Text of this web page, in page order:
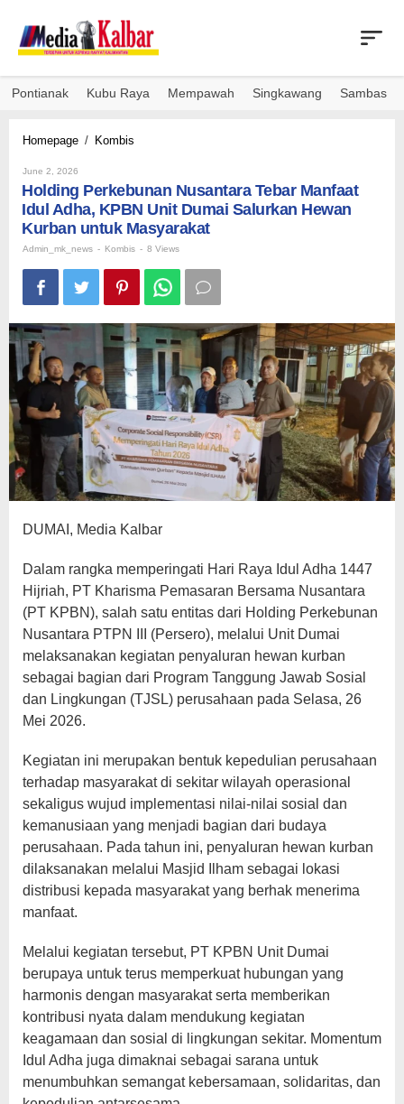
content
Pontianak Kubu Raya Mempawah Singkawang Sambas
Homepage / Kombis
Tebar
Manfaat
Idul
Adha,
KPBN
Unit
Dumai
Salurkan
Kurban
untuk
Masyarakat
June 2, 2026
Holding Perkebunan Nusantara Tebar Manfaat
Idul Adha, KPBN Unit Dumai Salurkan Hewan
Kurban untuk Masyarakat
Admin_mk_news - Kombis - 8 Views
DUMAI, Media Kalbar
Dalam rangka memperingati Hari Raya Idul Adha 1447
Hijriah, PT Kharisma Pemasaran Bersama Nusantara
(PT KPBN), salah satu entitas dari Holding Perkebunan
Nusantara PTPN III (Persero), melalui Unit Dumai
melaksanakan kegiatan penyaluran hewan kurban
sebagai bagian dari Program Tanggung Jawab Sosial
dan Lingkungan (TJSL) perusahaan pada Selasa, 26
Mei 2026.
Kegiatan ini merupakan bentuk kepedulian perusahaan
terhadap masyarakat di sekitar wilayah operasional
sekaligus wujud implementasi nilai-nilai sosial dan
kemanusiaan yang menjadi bagian dari budaya
perusahaan. Pada tahun ini, penyaluran hewan kurban
dilaksanakan melalui Masjid Ilham sebagai lokasi
distribusi kepada masyarakat yang berhak menerima
manfaat.
Melalui kegiatan tersebut, PT KPBN Unit Dumai
berupaya untuk terus memperkuat hubungan yang
harmonis dengan masyarakat serta memberikan
kontribusi nyata dalam mendukung kegiatan
keagamaan dan sosial di lingkungan sekitar. Momentum
Idul Adha juga dimaknai sebagai sarana untuk
menumbuhkan semangat kebersamaan, solidaritas, dan